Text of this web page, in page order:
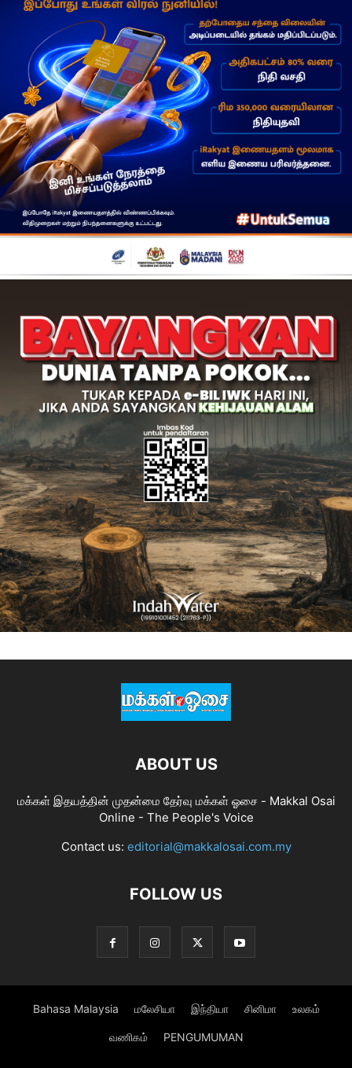
ABOUT US
மக்கள் இதயத்தின் முதன்மை தேர்வு மக்கள் ஓசை - Makkal Osai
Online - The People's Voice
Contact us: editorial@makkalosai.com.my
FOLLOW US
Bahasa Malaysia மலேசியா இந்தியா சினிமா உலகம்
வணிகம் PENGUMUMAN